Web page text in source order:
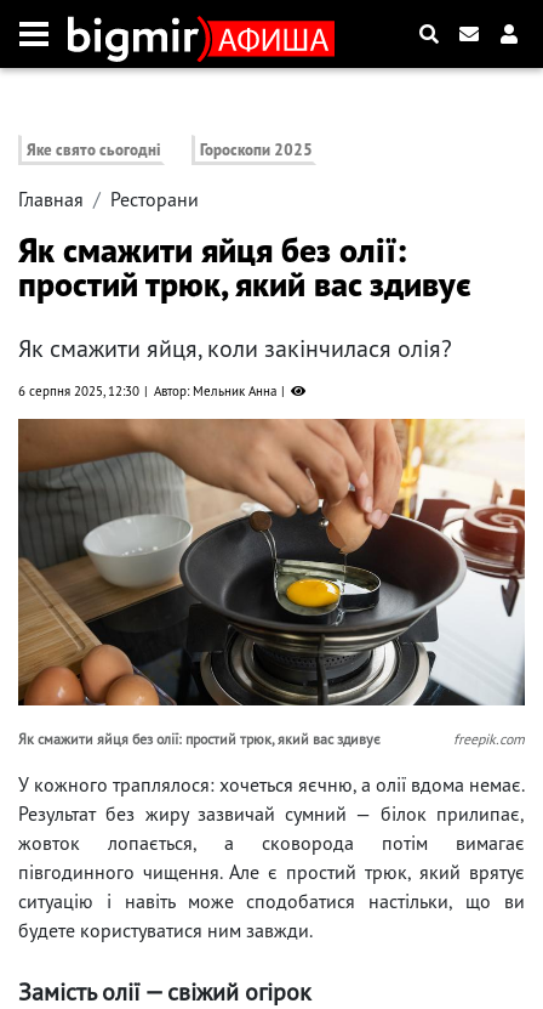
Яке свято сьогодні Гороскопи 2025
Главная Ресторани
Як смажити яйця без олії:
простий трюк, який вас здивує
Як смажити яйця, коли закінчилася олія?
6 серпня 2025, 12:30 Автор: Мельник Анна
Як смажити яйця без олії: простий трюк, який вас здивує freepik.com
У кожного траплялося: хочеться яєчню, а олії вдома немає.
Результат без жиру зазвичай сумний — білок прилипає,
жовток лопається, а сковорода потім вимагає
півгодинного чищення. Але є простий трюк, який врятує
ситуацію і навіть може сподобатися настільки, що ви
будете користуватися ним завжди.
Замість олії — свіжий огірок